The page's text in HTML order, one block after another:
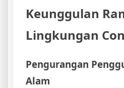
Keunggulan
Lingkungan
Pengurangan
Alam